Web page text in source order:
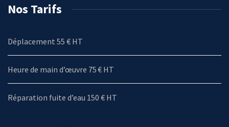
Nos Tarifs
Déplacement 55 € HT
Heure de main d’œuvre 75 € HT
Réparation fuite d’eau 150 € HT